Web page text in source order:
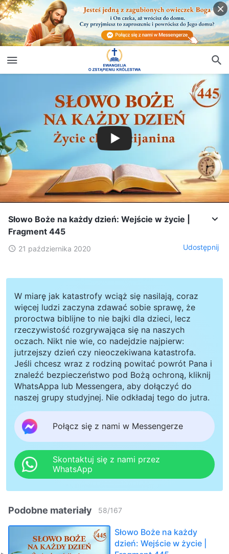
Słowo Boże na każdy dzień: Wejście w życie |
Fragment 445
21 października 2020 Udostępnij
W miarę jak katastrofy wciąż się nasilają, coraz
więcej ludzi zaczyna zdawać sobie sprawę, że
proroctwa biblijne to nie bajki dla dzieci, lecz
rzeczywistość rozgrywająca się na naszych
oczach. Nikt nie wie, co nadejdzie najpierw:
jutrzejszy dzień czy nieoczekiwana katastrofa.
Jeśli chcesz wraz z rodziną powitać powrót Pana i
znaleźć bezpieczeństwo pod Bożą ochroną, kliknij
WhatsAppa lub Messengera, aby dołączyć do
naszej grupy studyjnej. Nie odkładaj tego do jutra.
Połącz się z nami w Messengerze
Skontaktuj się z nami przez
WhatsApp
Podobne materiały 58/167
Słowo Boże na każdy
dzień: Wejście w życie |